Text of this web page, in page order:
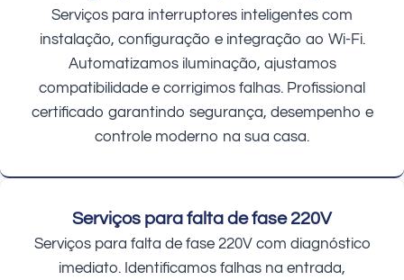
Serviços para interruptores inteligentes com
instalação, configuração e integração ao Wi-Fi.
Automatizamos iluminação, ajustamos
compatibilidade e corrigimos falhas. Profissional
certificado garantindo segurança, desempenho e
controle moderno na sua casa.
Serviços para falta de fase 220V
Serviços para falta de fase 220V com diagnóstico
imediato. Identificamos falhas na entrada,